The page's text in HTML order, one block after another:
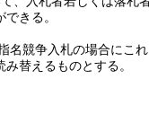
きる。
名競争入札の場合にこれ
替えるものとする。